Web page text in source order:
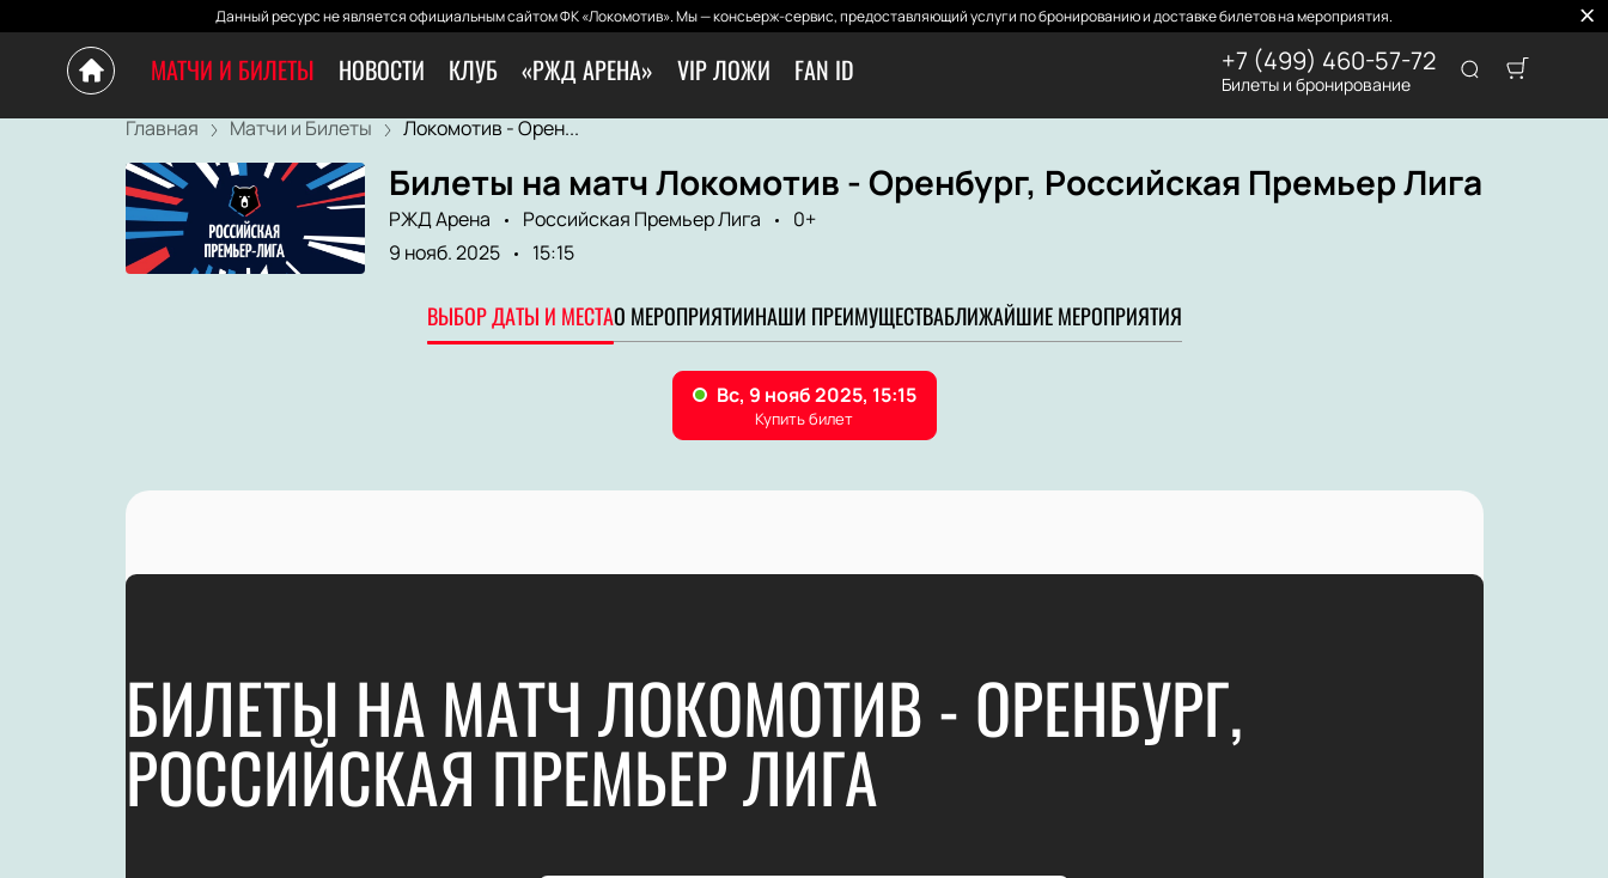
Данный ресурс не является официальным сайтом ФК «Локомотив». Мы — консьерж-сервис, предоставляющий услуги по бронированию и доставке билетов на мероприятия.
МАТЧИ И БИЛЕТЫ НОВОСТИ КЛУБ «РЖД АРЕНА» VIP ЛОЖИ FAN ID +7 (499) 460-57-72
Билеты и бронирование
Главная Матчи и Билеты Локомотив - Орен...
Билеты на матч Локомотив - Оренбург, Российская Премьер Лига
РЖД Арена Российская Премьер Лига
0+
9 нояб. 2025
15:15
ВЫБОР ДАТЫ И МЕСТАО МЕРОПРИЯТИИНАШИ ПРЕИМУЩЕСТВАБЛИЖАЙШИЕ МЕРОПРИЯТИЯ
БИЛЕТЫ НА МАТЧ ЛОКОМОТИВ - ОРЕНБУРГ,
РОССИЙСКАЯ ПРЕМЬЕР ЛИГА